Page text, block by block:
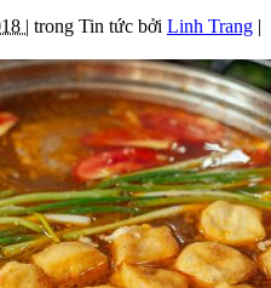
| trong Tin tức bởi Linh Trang |